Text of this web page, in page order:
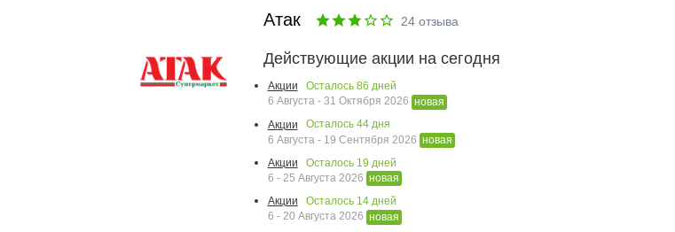
Атак 24отзыва
Действующие акции на сегодня
Акции Осталось 86 дней
6 Августа - 31 Октября 2026 новая
Акции
Осталось 44дня
6 Августа - 19 Сентября 2026 новая
Акции
Осталось 19 дней
6 - 25 Августа 2026 новая
Акции
Осталось 14дней
6 - 20 Августа 2026 новая